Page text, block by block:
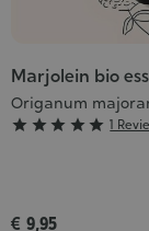
Marjolein bio
Origanum
Grade
     1
€ 9,95